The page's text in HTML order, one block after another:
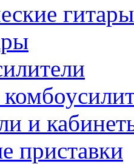
гитары
и
приставки